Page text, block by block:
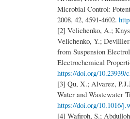
Microbial Control:
2008, 42, 4591-4602.
[2] Velichenko, A.;
Velichenko, Y.;
from Suspension
Electrochemical
https://doi.org/10.23939/
[3] Qu, X.; Alvarez,
Water and Wastewater
https://doi.org/10.1016/
[4] Wafiroh, S.;